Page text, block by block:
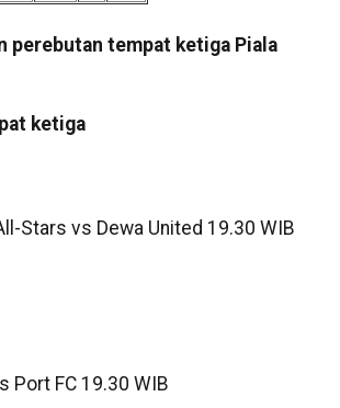
perebutan tempat ketiga Piala
ketiga
Stars vs Dewa United 19.30 WIB
Port FC 19.30 WIB